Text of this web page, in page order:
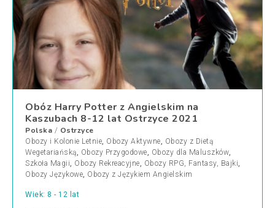
Obóz Harry Potter z Angielskim na
Kaszubach 8-12 lat Ostrzyce 2021
Polska / Ostrzyce
Obozy i Kolonie Letnie, Obozy Aktywne, Obozy z Dietą
Wegetariańską, Obozy Przygodowe, Obozy dla Maluszków,
Szkoła Magii, Obozy Rekreacyjne, Obozy RPG, Fantasy, Bajki,
Obozy Językowe, Obozy z Językiem Angielskim
Wiek: 8 - 12 lat